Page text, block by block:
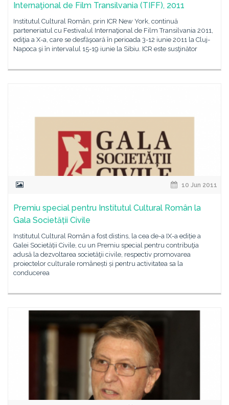
Internaţional de Film Transilvania (TIFF), 2011
Institutul Cultural Român, prin ICR New York, continuă
parteneriatul cu Festivalul Internaţional de Film Transilvania 2011,
ediţia a X-a, care se desfăşoară în perioada 3-12 iunie 2011 la Cluj-
Napoca şi în intervalul 15-19 iunie la Sibiu. ICR este susţinător
10 Jun 2011
Premiu special pentru Institutul Cultural Român la
Gala Societății Civile
Institutul Cultural Român a fost distins, la cea de-a IX-a ediție a
Galei Societății Civile, cu un Premiu special pentru contribuţia
adusă la dezvoltarea societăţii civile, respectiv promovarea
proiectelor culturale românești și pentru activitatea sa la
conducerea